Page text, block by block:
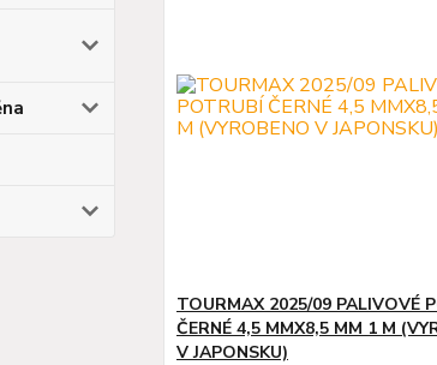
TOURMAX 2025/09 PALIVOVÉ
ČERNÉ 4,5 MMX8,5 MM 1 M
V JAPONSKU)